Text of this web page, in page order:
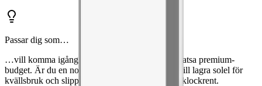
Passar dig som…
…vill komma igång med batterilagring utan att satsa premium-
budget. Är du en normal villaägare som främst vill lagra solel för
kvällsbruk och slippa nätförluster, är Tower Pro klockrent.